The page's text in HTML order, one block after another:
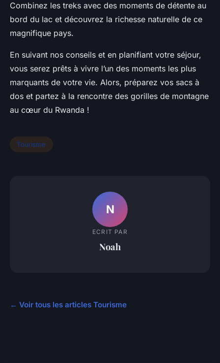
Combinez les treks avec des moments de détente au
bord du lac et découvrez la richesse naturelle de ce
magnifique pays.
En suivant nos conseils et en planifiant votre séjour,
vous serez prêts à vivre l’un des moments les plus
marquants de votre vie. Alors, préparez vos sacs à
dos et partez à la rencontre des gorilles de montagne
au cœur du Rwanda !
Tourisme
N
ECRIT PAR
Noah
← Voir tous les articles Tourisme